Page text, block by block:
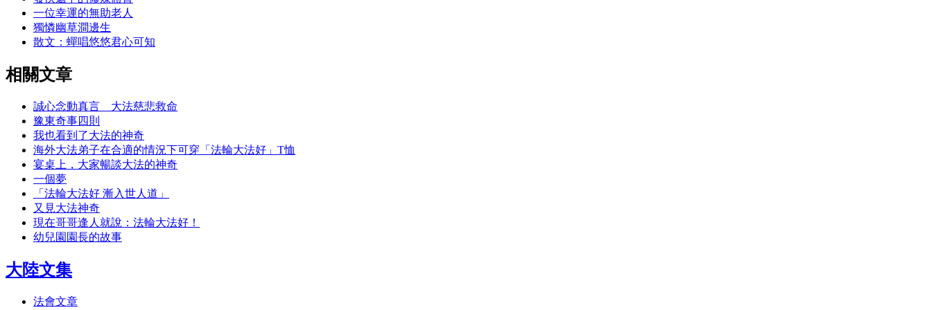
一位幸運的無助老人
獨憐幽草澗邊生
散文：蟬唱悠悠君心可知
相關文章
誠心念動真言 大法慈悲救命
豫東奇事四則
我也看到了大法的神奇
海外大法弟子在合適的情況下可穿「法輪大法好」T恤
宴桌上，大家暢談大法的神奇
一個夢
「法輪大法好 漸入世人道」
又見大法神奇
現在哥哥逢人就說：法輪大法好！
幼兒園園長的故事
大陸文集
法會文章